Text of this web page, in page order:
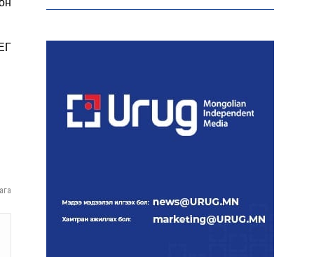
бүртгэл өмнөх оноос 1.3
хайрхны төрийн тахилгад
оролцлоо
хүргэлээ